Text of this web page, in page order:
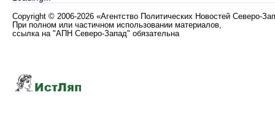
Copyright © 2006-2026 «Агентство Политических Новостей Северо-
При полном или частичном использовании материалов,
ссылка на "АПН Северо-Запад" обязательна